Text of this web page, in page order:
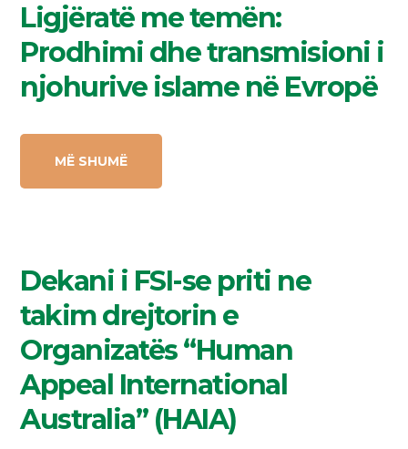
Ligjëratë me temën:
Prodhimi dhe transmisioni i
njohurive islame në Evropë
MË SHUMË
Dekani i FSI-se priti ne
takim drejtorin e
Organizatës “Human
Appeal International
Australia” (HAIA)